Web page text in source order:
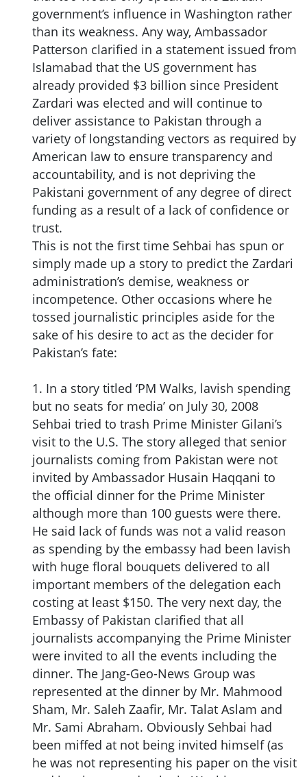
government’s influence in Washington rather
than its weakness. Any way, Ambassador
Patterson clarified in a statement issued from
Islamabad that the US government has
already provided $3 billion since President
Zardari was elected and will continue to
deliver assistance to Pakistan through a
variety of longstanding vectors as required by
American law to ensure transparency and
accountability, and is not depriving the
Pakistani government of any degree of direct
funding as a result of a lack of confidence or
trust.
This is not the first time Sehbai has spun or
simply made up a story to predict the Zardari
administration’s demise, weakness or
incompetence. Other occasions where he
tossed journalistic principles aside for the
sake of his desire to act as the decider for
Pakistan’s fate:
1. In a story titled ‘PM Walks, lavish spending
but no seats for media’ on July 30, 2008
Sehbai tried to trash Prime Minister Gilani’s
visit to the U.S. The story alleged that senior
journalists coming from Pakistan were not
invited by Ambassador Husain Haqqani to
the official dinner for the Prime Minister
although more than 100 guests were there.
He said lack of funds was not a valid reason
as spending by the embassy had been lavish
with huge floral bouquets delivered to all
important members of the delegation each
costing at least $150. The very next day, the
Embassy of Pakistan clarified that all
journalists accompanying the Prime Minister
were invited to all the events including the
dinner. The Jang-Geo-News Group was
represented at the dinner by Mr. Mahmood
Sham, Mr. Saleh Zaafir, Mr. Talat Aslam and
Mr. Sami Abraham. Obviously Sehbai had
been miffed at not being invited himself (as
he was not representing his paper on the visit